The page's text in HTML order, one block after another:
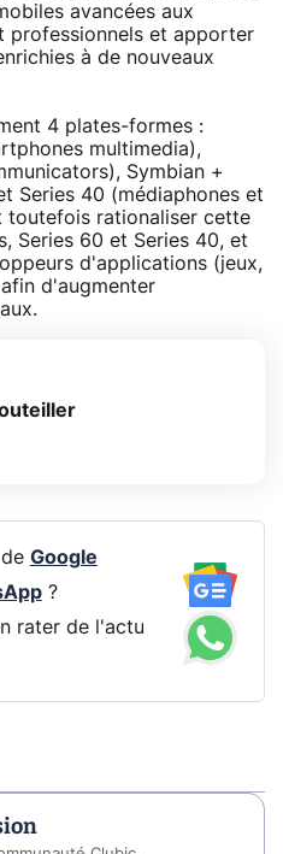
avancées aux
professionnels et apporter
à de nouveaux
4 plates-formes :
multimedia),
Symbian +
Series 40 (médiaphones et
toutefois rationaliser cette
Series 60 et Series 40, et
d'applications (jeux,
d'augmenter
Google
?
rater de l'actu